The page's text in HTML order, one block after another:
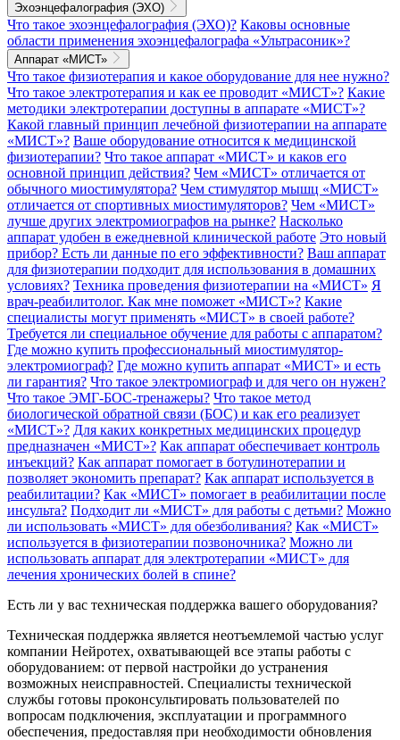
Эхоэнцефалография (ЭХО)
Что такое эхоэнцефалография (ЭХО)? Каковы основные
области применения эхоэнцефалографа «Ультрасоник»?
Аппарат «МИСТ»
Что такое физиотерапия и какое оборудование для нее нужно?
Что такое электротерапия и как ее проводит «МИСТ»? Какие
методики электротерапии доступны в аппарате «МИСТ»?
Какой главный принцип лечебной физиотерапии на аппарате
«МИСТ»? Ваше оборудование относится к медицинской
физиотерапии? Что такое аппарат «МИСТ» и каков его
основной принцип действия? Чем «МИСТ» отличается от
обычного миостимулятора? Чем стимулятор мышц «МИСТ»
отличается от спортивных миостимуляторов? Чем «МИСТ»
лучше других электромиографов на рынке? Насколько
аппарат удобен в ежедневной клинической работе Это новый
прибор? Есть ли данные по его эффективности? Ваш аппарат
для физиотерапии подходит для использования в домашних
условиях? Техника проведения физиотерапии на «МИСТ» Я
врач-реабилитолог. Как мне поможет «МИСТ»? Какие
специалисты могут применять «МИСТ» в своей работе?
Требуется ли специальное обучение для работы с аппаратом?
Где можно купить профессиональный миостимулятор-
электромиограф? Где можно купить аппарат «МИСТ» и есть
ли гарантия? Что такое электромиограф и для чего он нужен?
Что такое ЭМГ-БОС-тренажеры? Что такое метод
биологической обратной связи (БОС) и как его реализует
«МИСТ»? Для каких конкретных медицинских процедур
предназначен «МИСТ»? Как аппарат обеспечивает контроль
инъекций? Как аппарат помогает в ботулинотерапии и
позволяет экономить препарат? Как аппарат используется в
реабилитации? Как «МИСТ» помогает в реабилитации после
инсульта? Подходит ли «МИСТ» для работы с детьми? Можно
ли использовать «МИСТ» для обезболивания? Как «МИСТ»
используется в физиотерапии позвоночника? Можно ли
использовать аппарат для электротерапии «МИСТ» для
лечения хронических болей в спине?
Есть ли у вас техническая поддержка вашего оборудования?
Техническая поддержка является неотъемлемой частью услуг
компании Нейротех, охватывающей все этапы работы с
оборудованием: от первой настройки до устранения
возможных неисправностей. Специалисты технической
службы готовы проконсультировать пользователей по
вопросам подключения, эксплуатации и программного
обеспечения, предоставляя при необходимости обновления